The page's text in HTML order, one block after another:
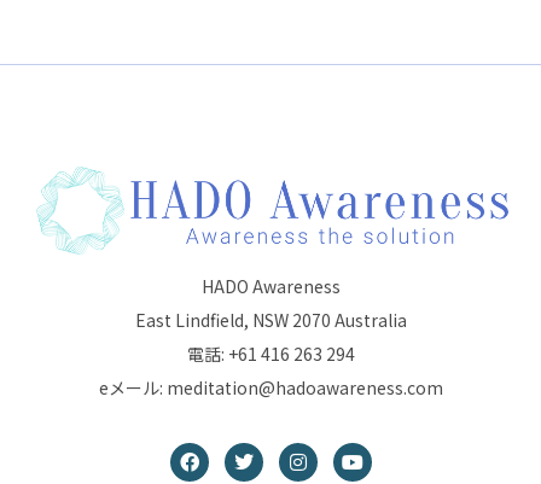
HADO Awareness
East Lindfield, NSW 2070 Australia
電話: +61 416 263 294
eメール: meditation@hadoawareness.com